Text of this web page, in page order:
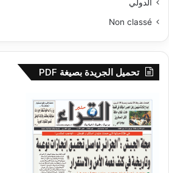
الدولي
Non classé
تحميل الجريدة بصيغة PDF